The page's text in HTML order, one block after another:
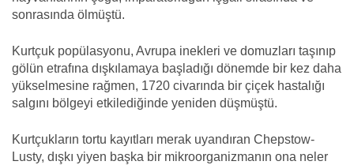
sonrasında ölmüştü.
Kurtçuk popülasyonu, Avrupa inekleri ve domuzları taşınıp
gölün etrafına dışkılamaya başladığı dönemde bir kez daha
yükselmesine rağmen, 1720 civarında bir çiçek hastalığı
salgını bölgeyi etkilediğinde yeniden düşmüştü.
Kurtçukların tortu kayıtları merak uyandıran Chepstow-
Lusty, dışkı yiyen başka bir mikroorganizmanın ona neler